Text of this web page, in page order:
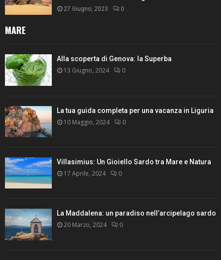
27 Giugno, 2023 0
MARE
Alla scoperta di Genova: la Superba
13 Giugno, 2024 0
La tua guida completa per una vacanza in Liguria
10 Maggio, 2024 0
Villasimius: Un Gioiello Sardo tra Mare e Natura
17 Aprile, 2024 0
La Maddalena: un paradiso nell’arcipelago sardo
20 Marzo, 2024 0